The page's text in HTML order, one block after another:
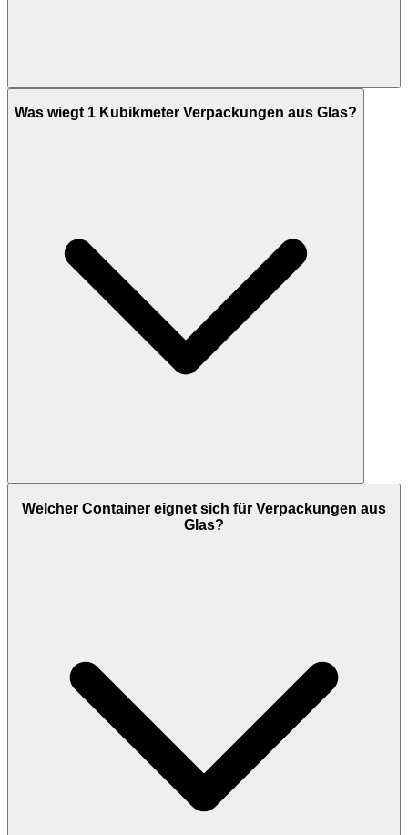
Was wiegt 1 Kubikmeter Verpackungen aus Glas?
Welcher Container eignet sich für Verpackungen aus
Glas?